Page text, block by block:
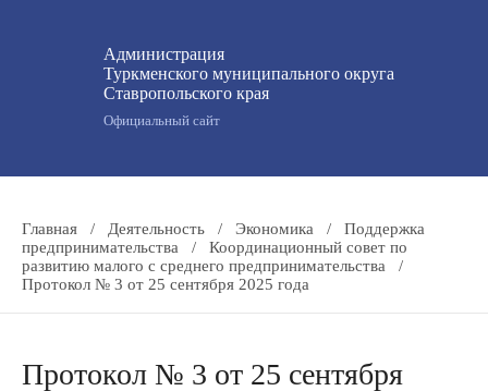
Администрация
Туркменского муниципального округа
Ставропольского края
Официальный сайт
Главная / Деятельность / Экономика /
Поддержка
предпринимательства
/
Координационный совет по
развитию малого с среднего предпринимательства
/
Протокол № 3 от 25 сентября 2025 года
Протокол № 3 от 25 сентября